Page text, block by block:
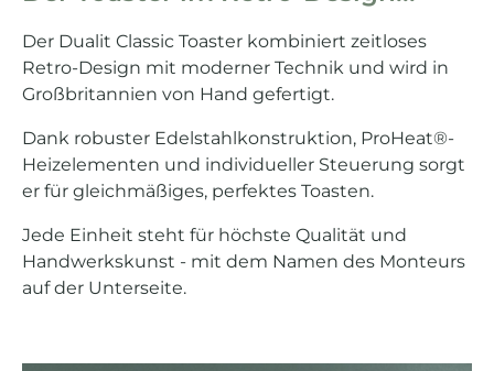
Der Dualit Classic Toaster kombiniert zeitloses
Retro-Design mit moderner Technik und wird in
Großbritannien von Hand gefertigt.
Dank robuster Edelstahlkonstruktion, ProHeat®-
Heizelementen und individueller Steuerung sorgt
er für gleichmäßiges, perfektes Toasten.
Jede Einheit steht für höchste Qualität und
Handwerkskunst - mit dem Namen des Monteurs
auf der Unterseite.